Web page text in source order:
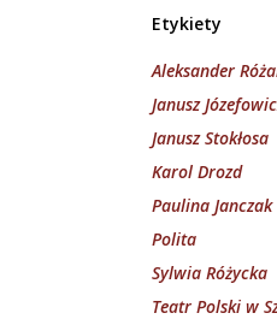
Etykiety
Aleksander
Janusz
Janusz Stokłosa
Karol Drozd
Paulina Janczak
Polita
Sylwia Różycka
Teatr Polski w